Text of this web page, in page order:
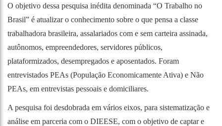
O objetivo dessa pesquisa inédita denominada “O Trabalho no
Brasil” é atualizar o conhecimento sobre o que pensa a classe
trabalhadora brasileira, assalariados com e sem carteira assinada,
autônomos, empreendedores, servidores públicos,
plataformizados, desempregados e aposentados. Foram
entrevistados PEAs (População Economicamente Ativa) e Não
PEAs, em entrevistas pessoais e domiciliares.
A pesquisa foi desdobrada em vários eixos, para sistematização e
análise em parceria com o DIEESE, com o objetivo de captar e